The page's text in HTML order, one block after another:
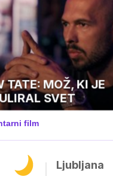
Ljubljana